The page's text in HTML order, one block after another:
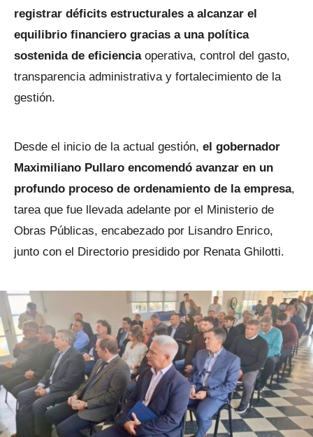
registrar déficits estructurales a alcanzar el
equilibrio financiero gracias a una política
sostenida de eficienciaoperativa, control del gasto,
transparencia administrativa y fortalecimiento de la
gestión.
Desde el inicio de la actual gestión, el gobernador
Maximiliano Pullaro encomendó avanzar en un
profundo proceso de ordenamiento de la empresa,
tarea que fue llevada adelante por el Ministerio de
Obras Públicas, encabezado por Lisandro Enrico,
junto con el Directorio presidido por Renata Ghilotti.